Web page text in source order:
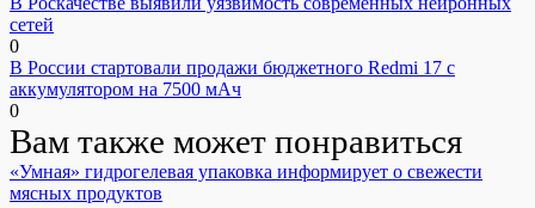
сетей
0
В России стартовали продажи бюджетного Redmi 17 с
аккумулятором на 7500 мАч
0
Вам также может понравиться
«Умная» гидрогелевая упаковка информирует о свежести
мясных продуктов